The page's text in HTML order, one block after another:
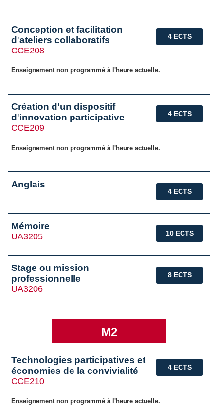
4 ECTS
Conception et facilitation
d'ateliers collaboratifs
CCE208
Enseignement non programmé à l'heure actuelle.
4 ECTS
Création d'un dispositif
d'innovation participative
CCE209
Enseignement non programmé à l'heure actuelle.
4 ECTS
Anglais
10 ECTS
Mémoire
UA3205
8 ECTS
Stage ou mission
professionnelle
UA3206
M2
4 ECTS
Technologies participatives et
économies de la convivialité
CCE210
Enseignement non programmé à l'heure actuelle.